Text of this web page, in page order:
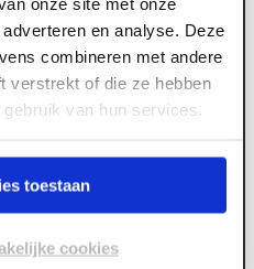
en analyse. Deze
combineren met andere
verstrekt of die ze hebben
van hun services.
toestaan
cookies
account aan om toegang
prijzen
je aan voor een